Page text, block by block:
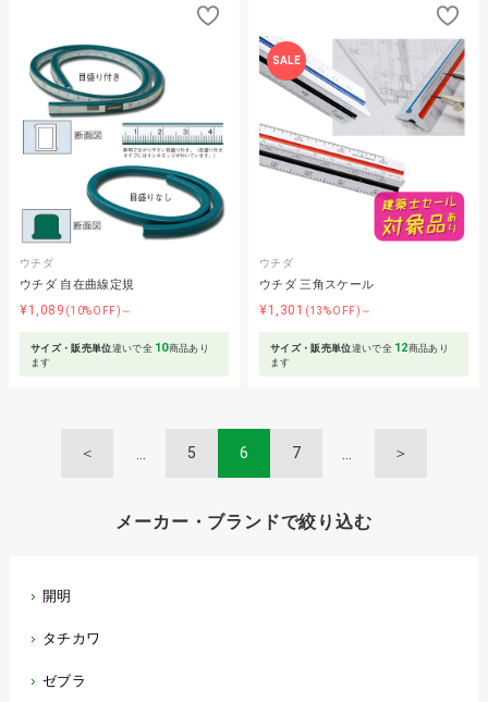
ウチダ
ウチダ 自在曲線定規
¥1,089 (10%OFF)～
サイズ・販売単位違いで全 10商品あり
ます
SALE
ウチダ
ウチダ 三角スケール
¥1,301 (13%OFF)～
サイズ・販売単位違いで全 12商品あり
ます
＜ 5 6 7 ＞
メーカー・ブランドで絞り込む
開明
タチカワ
ゼブラ